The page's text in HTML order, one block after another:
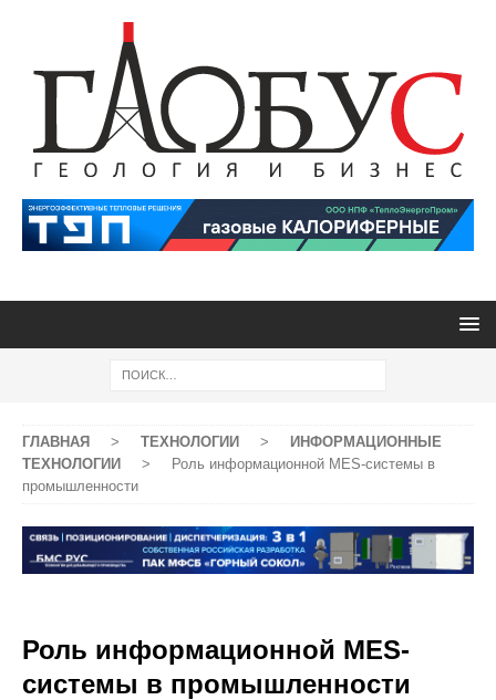
ГЛАВНАЯ > ТЕХНОЛОГИИ >
ИНФОРМАЦИОННЫЕ
ТЕХНОЛОГИИ
>
Роль информационной MES-системы в
промышленности
Роль информационной MES-
системы в промышленности